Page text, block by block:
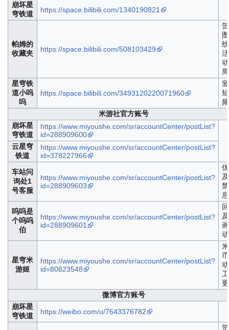
崩坏星
穹铁道
https://space.bilibili.com/1340190821
帕姆的
收藏夹
https://space.bilibili.com/508103429
贺
活
星穹铁
道小呜
呜
https://space.bilibili.com/3493120220071960
频
米游社官方账号
崩坏星
穹铁道
https://www.miyoushe.com/sr/accountCenter/postList?
id=288909600
云星穹
铁道
https://www.miyoushe.com/sr/accountCenter/postList?
id=378227966
车站问
询处1
号客服
https://www.miyoushe.com/sr/accountCenter/postList?
id=288909603
息
呜呜是
个呜呜
伯
https://www.miyoushe.com/sr/accountCenter/postList?
id=288909601
动
星穹米
游姬
https://www.miyoushe.com/sr/accountCenter/postList?
id=80823548
微博官方账号
崩坏星
穹铁道
https://weibo.com/u/7643376782
贺